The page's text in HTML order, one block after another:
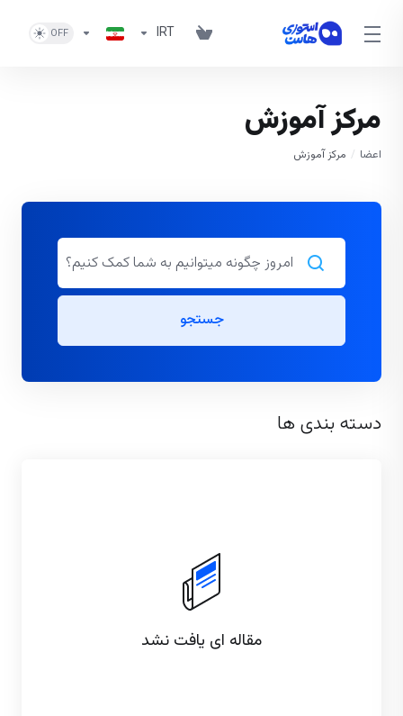
IRT
مرکز آموزش
اعضا مرکز آموزش
جستجو
دسته بندی ها
مقاله ای یافت نشد